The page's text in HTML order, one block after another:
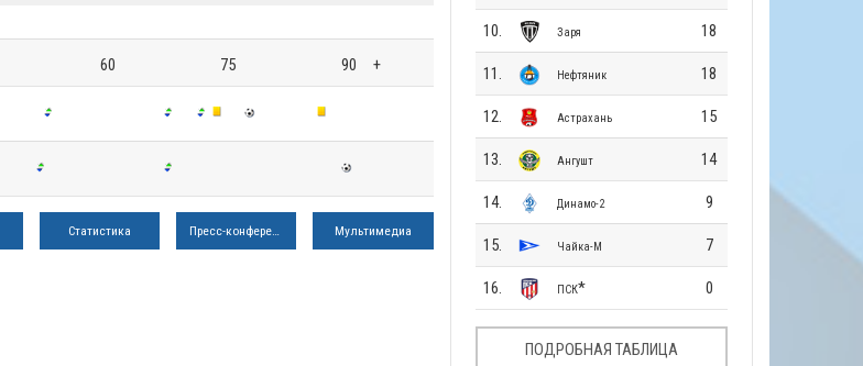
60 75 90 +
Статистика Пресс-конференция Мультимедиа
10. Заря 18
11. Нефтяник 18
12. Астрахань 15
13. Ангушт 14
14. Динамо-2 9
15. Чайка-М 7
16. ПСК* 0
ПОДРОБНАЯ ТАБЛИЦА